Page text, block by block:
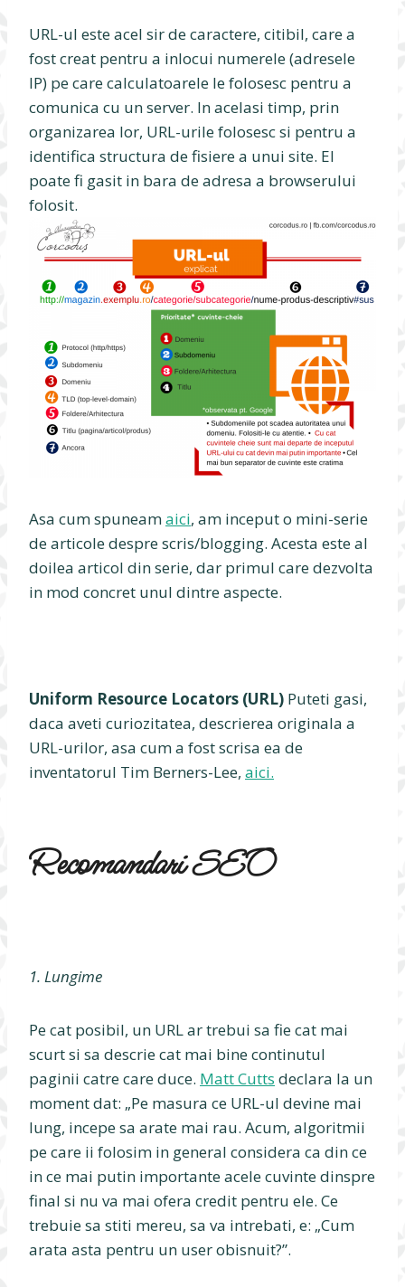
URL-ul este acel sir de caractere, citibil, care a
fost creat pentru a inlocui numerele (adresele
IP) pe care calculatoarele le folosesc pentru a
comunica cu un server. In acelasi timp, prin
organizarea lor, URL-urile folosesc si pentru a
identifica structura de fisiere a unui site. El
poate fi gasit in bara de adresa a browserului
folosit.
Asa cum spuneamaici, am inceput o mini-serie
de articole despre scris/blogging. Acesta este al
doilea articol din serie, dar primul care dezvolta
in mod concret unul dintre aspecte.
Uniform Resource Locators (URL) Puteti gasi,
daca aveti curiozitatea, descrierea originala a
URL-urilor, asa cum a fost scrisa ea de
inventatorul Tim Berners-Lee, aici.
Recomandari SEO
1. Lungime
Pe cat posibil, un URL ar trebui sa fie cat mai
scurt si sa descrie cat mai bine continutul
paginii catre care duce. Matt Cutts declara la un
moment dat: „Pe masura ce URL-ul devine mai
lung, incepe sa arate mai rau. Acum, algoritmii
pe care ii folosim in general considera ca din ce
in ce mai putin importante acele cuvinte dinspre
final si nu va mai ofera credit pentru ele. Ce
trebuie sa stiti mereu, sa va intrebati, e: „Cum
arata asta pentru un user obisnuit?”.